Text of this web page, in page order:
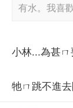
有水。我喜
小林...為甚
牠ㄇ跳不進